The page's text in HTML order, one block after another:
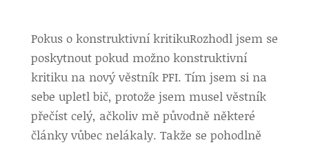
Pokus o konstruktivní kritikuRozhodl jsem se
poskytnout pokud možno konstruktivní
kritiku na nový věstník PFI. Tím jsem si na
sebe upletl bič, protože jsem musel věstník
přečíst celý, ačkoliv mě původně některé
články vůbec nelákaly. Takže se pohodlně